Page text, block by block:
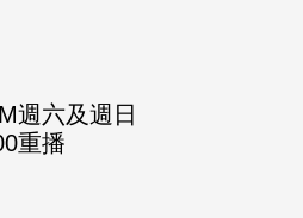
週六及週日
重播